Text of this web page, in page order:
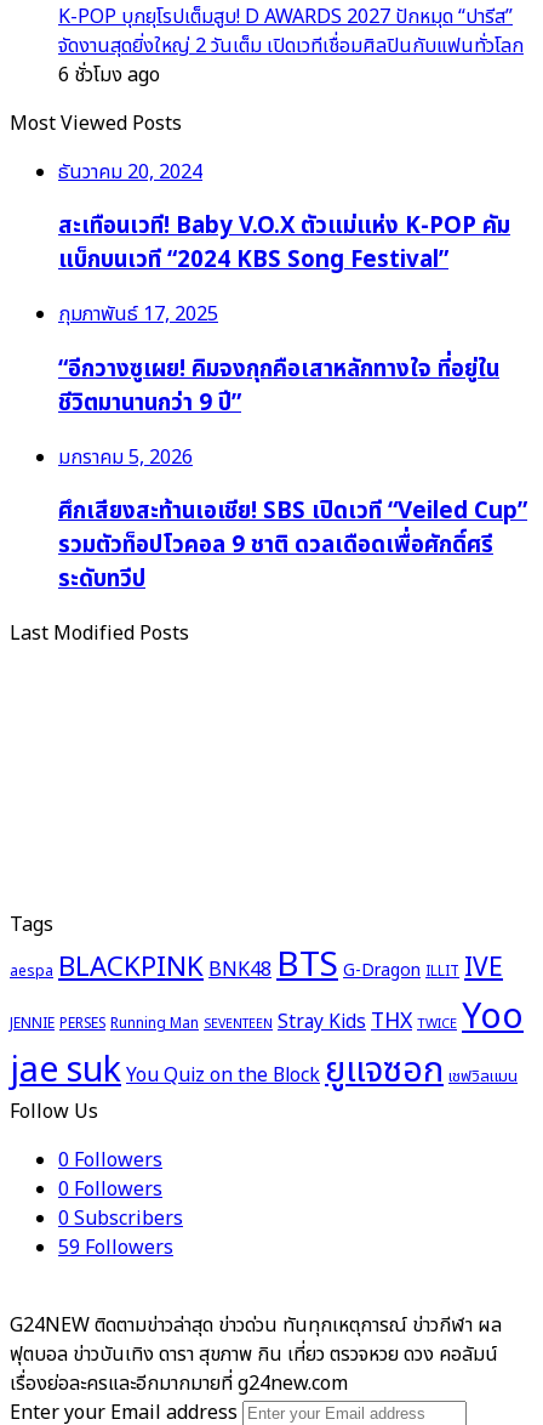
K-POP บุกยุโรปเต็มสูบ! D AWARDS 2027 ปักหมุด “ปารีส”
จัดงานสุดยิ่งใหญ่ 2 วันเต็ม เปิดเวทีเชื่อมศิลปินกับแฟนทั่วโลก
6 ชั่วโมง ago
Most Viewed Posts
ธันวาคม 20, 2024
สะเทือนเวที! Baby V.O.X ตัวแม่แห่ง K-POP คัม
แบ็กบนเวที “2024 KBS Song Festival”
กุมภาพันธ์ 17, 2025
“อีกวางซูเผย! คิมจงกุกคือเสาหลักทางใจ ที่อยู่ใน
ชีวิตมานานกว่า 9 ปี”
มกราคม 5, 2026
ศึกเสียงสะท้านเอเชีย! SBS เปิดเวที “Veiled Cup”
รวมตัวท็อปโวคอล 9 ชาติ ดวลเดือดเพื่อศักดิ์ศรี
ระดับทวีป
Last Modified Posts
Tags
aespa BLACKPINKBNK48BTSG-Dragon ILLIT IVE
JENNIE PERSES Running Man SEVENTEEN Stray KidsTHX TWICE Yoo
jae sukYou Quiz on the Blockยูแจซอก เชฟวิลแมน
Follow Us
0Followers
0Followers
0Subscribers
59Followers
G24NEW ติดตามข่าวล่าสุด ข่าวด่วน ทันทุกเหตุการณ์ ข่าวกีฬา ผล
ฟุตบอล ข่าวบันเทิง ดารา สุขภาพ กิน เที่ยว ตรวจหวย ดวง คอลัมน์
เรื่องย่อละครและอีกมากมายที่ g24new.com
Enter your Email address